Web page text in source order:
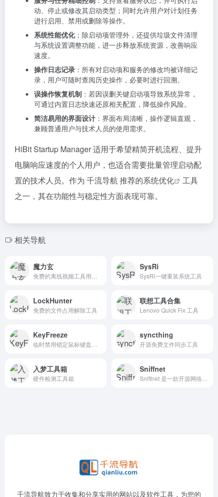
动、停止或修改其启动类型；同时允许用户对计划任务
进行启用、禁用或删除等操作。
系统性能优化：除启动项管理外，还提供垃圾文件清理
与系统设置调整功能，进一步释放系统资源，改善响应
速度。
操作日志记录 ：所有对启动项和服务的修改均被详细记
录，用户可随时查阅历史操作，必要时进行回溯。
误操作恢复机制 ：若因误删关键启动项导致系统异常，
可通过内置日志快速还原相关配置，降低操作风险。
简洁易用的界面设计 ：界面布局清晰，操作逻辑直观，
兼顾普通用户与技术人员的使用需求。
HiBit Startup Manager 适用于希望精简开机流程、提升
电脑响应速度的个人用户，也适合需要批量管理启动配
置的技术人员。作为 千流导航 推荐的系统优化
工具
之一，其在功能性与稳定性方面表现可靠。
相关导航
魔力玄 SysRi
SysRi一键重装系统工具
LockHunter
免费的文件占用解除工具
联想工具合集
Lenovo Quick Fix 工具
KeyFreeze syncthing
开源免费文件同步工具
入梦工具箱
硬件检测工具箱
Sniffnet
千流导航致力于收集和分享实用的网站以及软件工具，为您的